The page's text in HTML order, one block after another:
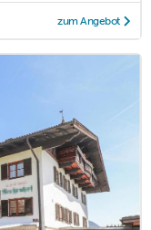
zum Angebot